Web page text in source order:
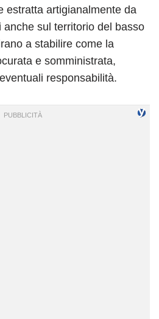
estratta artigianalmente da
sul territorio del basso
a stabilire come la
e somministrata,
responsabilità.